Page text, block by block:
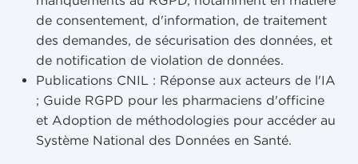
de consentement, d'information, de traitement
des demandes, de sécurisation des données, et
de notification de violation de données.
Publications CNIL : Réponse aux acteurs de l'IA
; Guide RGPD pour les pharmaciens d'officine
et Adoption de méthodologies pour accéder au
Système National des Données en Santé.